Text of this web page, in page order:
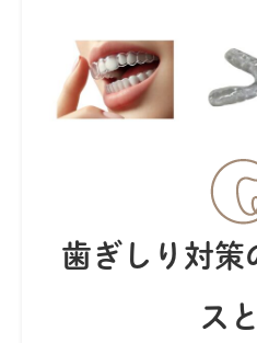
歯ぎしり対策
ス